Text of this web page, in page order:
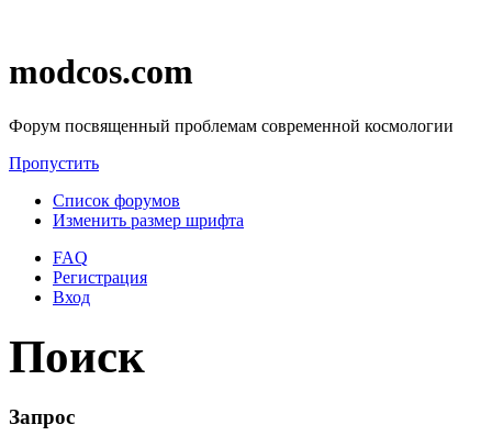
modcos.com
Форум посвященный проблемам современной космологии
Пропустить
Список форумов
Изменить размер шрифта
FAQ
Регистрация
Вход
Поиск
Запрос